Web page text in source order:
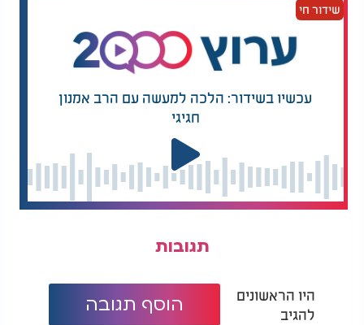
שידור חי
עכשיו בשידור: הלכה למעשה עם הרב אמנון
חגיגי
תגובות
היו הראשונים
להגיב
הוסף תגובה